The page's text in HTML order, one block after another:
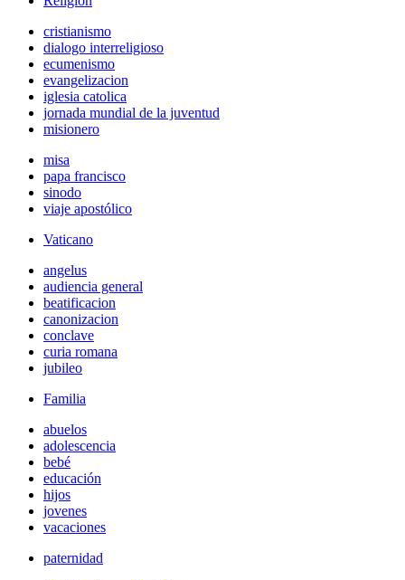
cristianismo
dialogo interreligioso
ecumenismo
evangelizacion
iglesia catolica
jornada mundial de la juventud
misionero
misa
papa francisco
sinodo
viaje apostólico
Vaticano
angelus
audiencia general
beatificacion
canonizacion
conclave
curia romana
jubileo
Familia
abuelos
adolescencia
bebé
educación
hijos
jovenes
vacaciones
paternidad